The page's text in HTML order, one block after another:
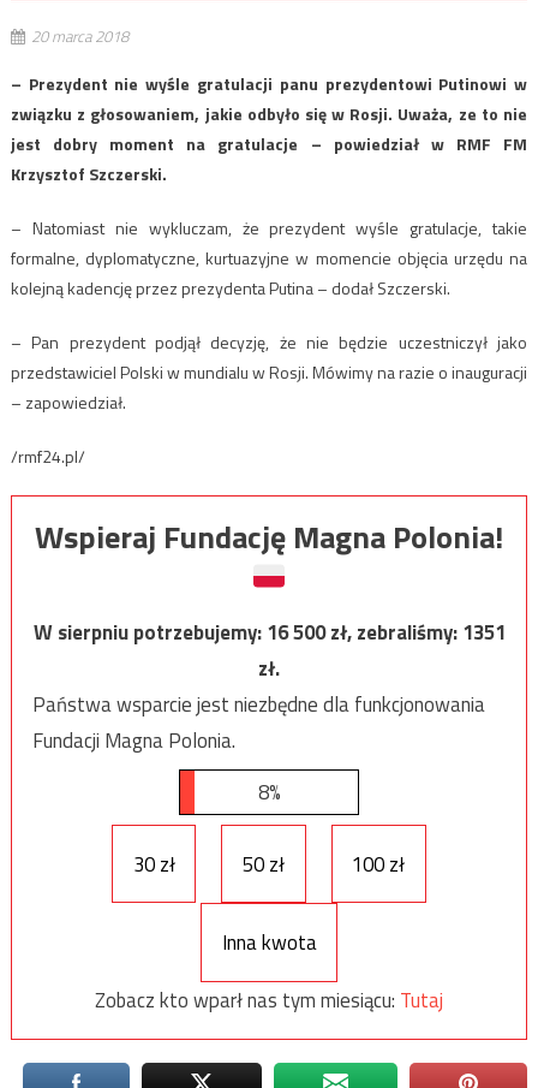
20 marca 2018
– Prezydent nie wyśle gratulacji panu prezydentowi Putinowi w
związku z głosowaniem, jakie odbyło się w Rosji. Uważa, ze to nie
jest dobry moment na gratulacje – powiedział w RMF FM
Krzysztof Szczerski.
– Natomiast nie wykluczam, że prezydent wyśle gratulacje, takie
formalne, dyplomatyczne, kurtuazyjne w momencie objęcia urzędu na
kolejną kadencję przez prezydenta Putina – dodał Szczerski.
– Pan prezydent podjął decyzję, że nie będzie uczestniczył jako
przedstawiciel Polski w mundialu w Rosji. Mówimy na razie o inauguracji
– zapowiedział.
/rmf24.pl/
Wspieraj Fundację Magna Polonia!
W sierpniu potrzebujemy:16 500zł, zebraliśmy:1351
zł.
Państwa wsparcie jest niezbędne dla funkcjonowania
Fundacji Magna Polonia.
8%
30 zł 50 zł 100 zł
Inna kwota
Zobacz kto wparł nas tym miesiącu: Tutaj